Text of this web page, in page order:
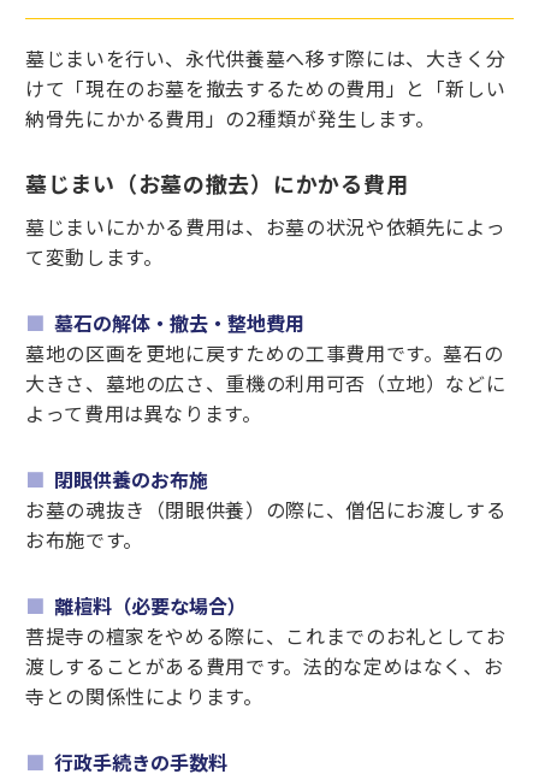
墓じまいを行い、永代供養墓へ移す際には、大きく分
けて「現在のお墓を撤去するための費用」と「新しい
納骨先にかかる費用」の2種類が発生します。
墓じまい（お墓の撤去）にかかる費用
墓じまいにかかる費用は、お墓の状況や依頼先によっ
て変動します。
墓石の解体・撤去・整地費用
墓地の区画を更地に戻すための工事費用です。墓石の
大きさ、墓地の広さ、重機の利用可否（立地）などに
よって費用は異なります。
閉眼供養のお布施
お墓の魂抜き（閉眼供養）の際に、僧侶にお渡しする
お布施です。
離檀料（必要な場合）
菩提寺の檀家をやめる際に、これまでのお礼としてお
渡しすることがある費用です。法的な定めはなく、お
寺との関係性によります。
行政手続きの手数料